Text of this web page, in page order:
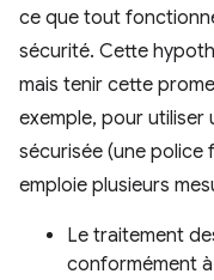
ce que tout
sécurité. Cette
mais tenir cette
exemple, pour utiliser
sécurisée (une police
emploie plusieurs
Le traitement
conformément à